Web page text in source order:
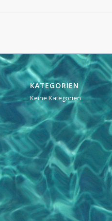
KATEGORIEN
Keine Kategorien